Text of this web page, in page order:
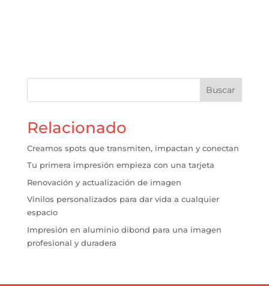
Buscar
Relacionado
Creamos spots que transmiten, impactan y conectan
Tu primera impresión empieza con una tarjeta
Renovación y actualización de imagen
Vinilos personalizados para dar vida a cualquier
espacio
Impresión en aluminio dibond para una imagen
profesional y duradera